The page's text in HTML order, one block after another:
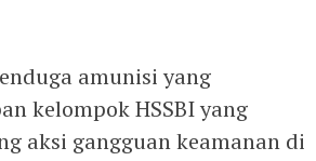
amunisi yang
kelompok HSSBI yang
aksi gangguan keamanan di